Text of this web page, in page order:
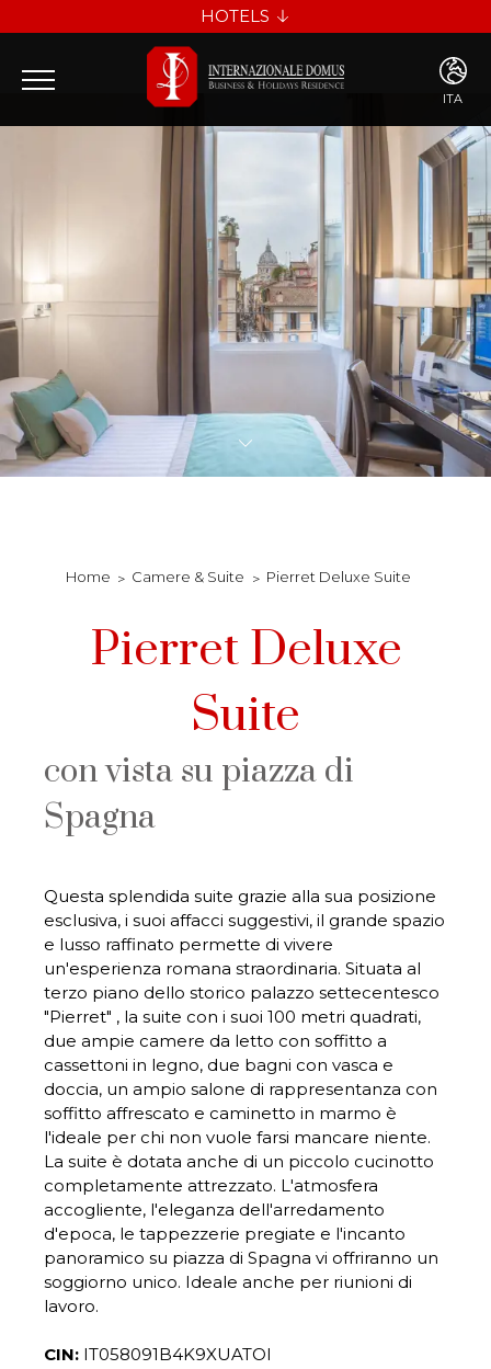
HOTELS
INTERNAZIONALE DOMUS
LES DIAMANTS
ITA
ENG
ITA
Home Camere & Suite Pierret Deluxe Suite
Pierret Deluxe
Suite
con vista su piazza di
Spagna
Questa splendida suite grazie alla sua posizione
esclusiva, i suoi affacci suggestivi, il grande spazio
e lusso raffinato permette di vivere
un'esperienza romana straordinaria. Situata al
terzo piano dello storico palazzo settecentesco
"Pierret" , la suite con i suoi 100 metri quadrati,
due ampie camere da letto con soffitto a
cassettoni in legno, due bagni con vasca e
doccia, un ampio salone di rappresentanza con
soffitto affrescato e caminetto in marmo è
l'ideale per chi non vuole farsi mancare niente.
La suite è dotata anche di un piccolo cucinotto
completamente attrezzato. L'atmosfera
accogliente, l'eleganza dell'arredamento
d'epoca, le tappezzerie pregiate e l'incanto
panoramico su piazza di Spagna vi offriranno un
soggiorno unico. Ideale anche per riunioni di
lavoro.
CIN: IT058091B4K9XUATOI